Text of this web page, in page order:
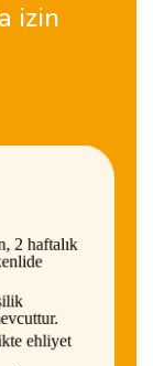
izin
2 haftalık
ehliyet